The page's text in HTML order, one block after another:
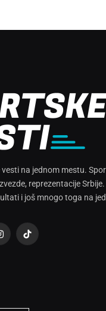
na jednom mestu.
reprezentacije
i još mnogo toga na
TikTok